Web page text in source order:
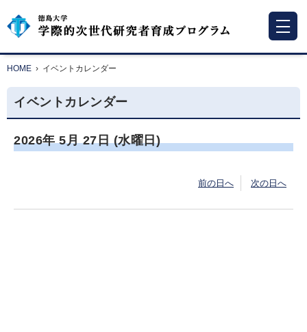
HOME › イベントカレンダー
イベントカレンダー
2026年 5月 27日 (水曜日)
前の日へ 次の日へ